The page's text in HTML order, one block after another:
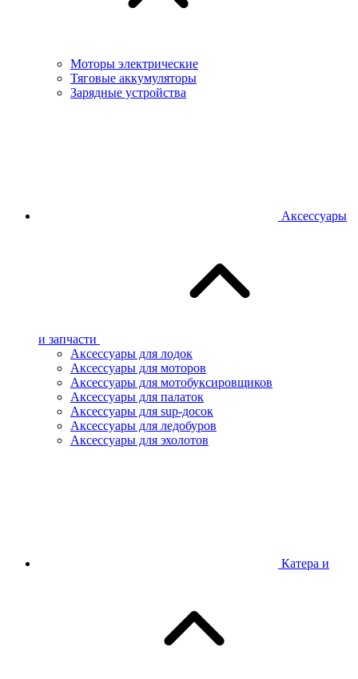
Моторы электрические
Тяговые аккумуляторы
Зарядные устройства
Аксессуары
и запчасти
Аксессуары для лодок
Аксессуары для моторов
Аксессуары для мотобуксировщиков
Аксессуары для палаток
Аксессуары для sup-досок
Аксессуары для ледобуров
Аксессуары для эхолотов
Катера и